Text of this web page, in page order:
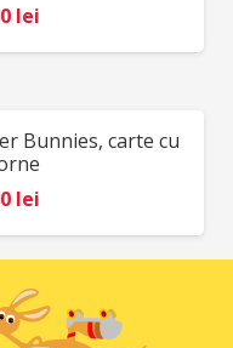
lei.
lei
curent
Bunnies, carte cu
lei.
lei
curent
este:
39,00 lei.